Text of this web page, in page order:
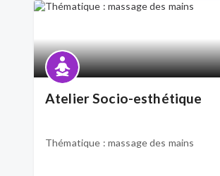
Atelier Socio-esthétique
Thématique : massage des mains